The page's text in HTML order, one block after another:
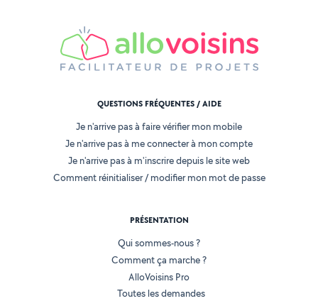
QUESTIONS FRÉQUENTES / AIDE
Je n'arrive pas à faire vérifier mon mobile
Je n'arrive pas à me connecter à mon compte
Je n'arrive pas à m'inscrire depuis le site web
Comment réinitialiser / modifier mon mot de passe
PRÉSENTATION
Qui sommes-nous ?
Comment ça marche ?
AlloVoisins Pro
Toutes les demandes